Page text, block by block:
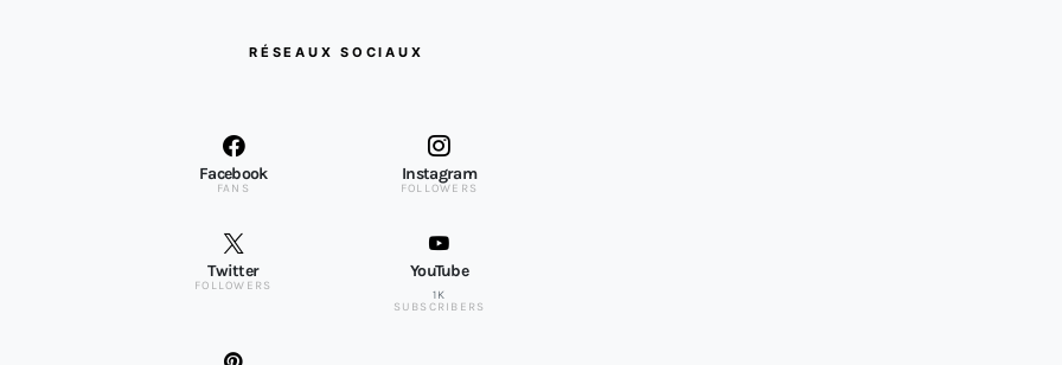
RÉSEAUX SOCIAUX
Facebook
FANS
Instagram
FOLLOWERS
Twitter
FOLLOWERS
YouTube
1K
SUBSCRIBERS